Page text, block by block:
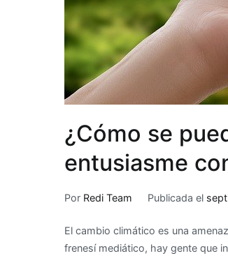
¿Cómo se
entusiasme
Por Redi Team Publicada el
El cambio climático es una
frenesí mediático, hay gente que